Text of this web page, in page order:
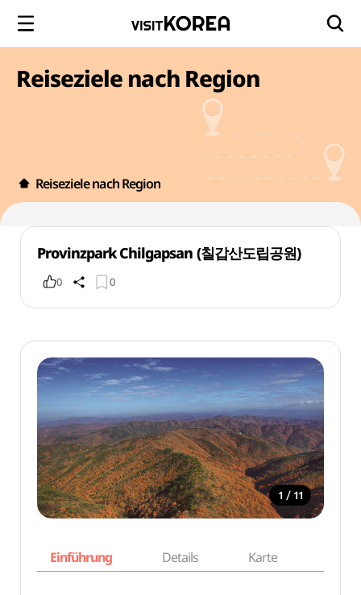
Reiseziele nach Region
Reiseziele nach Region
Provinzpark Chilgapsan (칠갑산도립공원)
0 0
1 / 11
Einführung Details Karte